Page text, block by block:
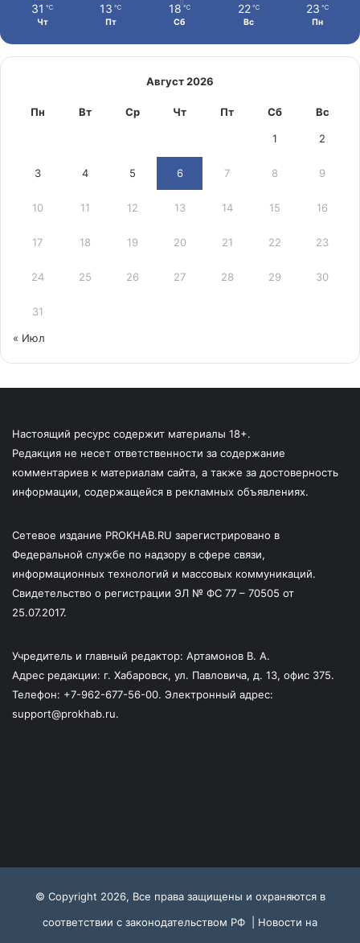
31 ℃
Чт
13 ℃
Пт
18 ℃
Сб
22 ℃
Вс
23 ℃
Пн
Август 2026
Пн Вт Ср Чт Пт Сб Вс
1 2
3 4 5 6 7 8 9
10 11 12 13 14 15 16
17 18 19 20 21 22 23
24 25 26 27 28 29 30
31
« Июл
Настоящий ресурс содержит материалы 18+.
Редакция не несет ответственности за содержание
комментариев к материалам сайта, а также за достоверность
информации, содержащейся в рекламных объявлениях.
Сетевое издание PROKHAB.RU зарегистрировано в
Федеральной службе по надзору в сфере связи,
информационных технологий и массовых коммуникаций.
Свидетельство о регистрации ЭЛ № ФС 77 – 70505 от
25.07.2017.
Учредитель и главный редактор: Артамонов В. А.
Адрес редакции: г. Хабаровск, ул. Павловича, д. 13, офис 375.
Телефон: +7-962-677-56-00. Электронный адрес:
support@prokhab.ru.
© Copyright 2026, Все права защищены и охраняются в
соответствии с законодательством РФ | Новости на